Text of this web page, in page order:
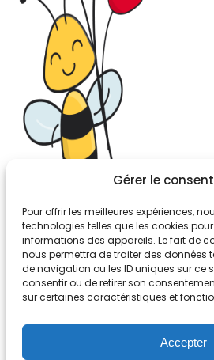
Gérer le
Pour offrir les meilleures expériences,
technologies telles que les cookies
informations des appareils. Le fait de
nous permettra de traiter des données
de navigation ou les ID uniques sur ce
consentir ou de retirer son
sur certaines caractéristiques et
Accepter
26-30, rue de Bellevue
92700 COLOMBES
Tél. 01.56.83.88.30
Mentions légales